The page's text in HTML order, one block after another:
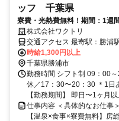
ッフ 千葉県
寮費・光熱費無料！期間：1週
ゾート・勝浦で好条件のホール
株式会社ワクトリ
交通アクセス 最寄駅：勝浦駅 ＜勤務地＞千葉県勝浦市墨名820★
完備・赴任交通費支給！ 【東京方面より】 特急で東京駅⇒勝浦駅
（約1時間30分） 勝浦駅より徒歩で約5分 ※ご
OK！住み込みを希望されな
時給1,300円以上
千葉県勝浦市
勤務時間 シフト制 09：00
休／17：30〜20：30 ＊1日
【勤務期間】 即日〜1ヶ月以
仕事内容 ＜具体的なお仕事
【温泉×食事×寮費無料】房